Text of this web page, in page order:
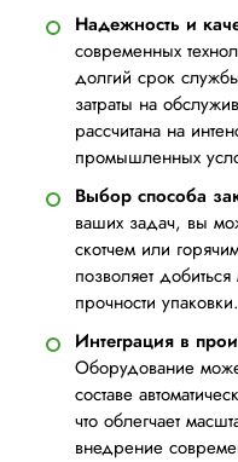
Надежность и
современных
долгий срок
затраты на
рассчитана на
промышленных
Выбор способа
ваших задач, вы
скотчем или
позволяет
прочности упаковки.
Интеграция в
Оборудование
составе
что облегчает
внедрение